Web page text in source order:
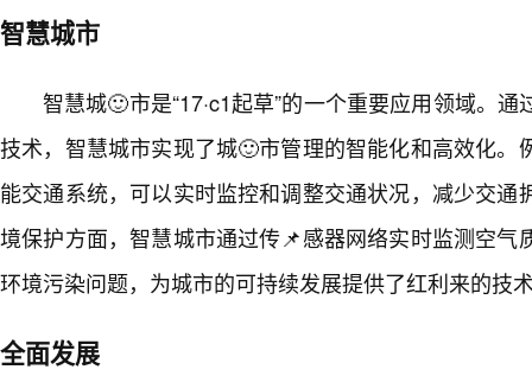
智慧城市
智慧城🙂市是“17·c1起草”的一个重要应用领域。
技术，智慧城市实现了城🙂市管理的智能化和高效化。
能交通系统，可以实时监控和调整交通状况，减少交通
境保护方面，智慧城市通过传📌感器网络实时监测空气
环境污染问题，为城市的可持续发展提供了红利来的技
全面发展